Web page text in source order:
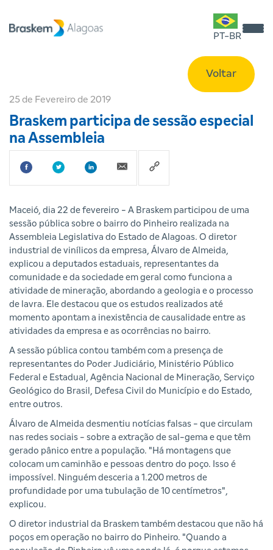
PT-BR
Voltar
25 de Fevereiro de 2019
Braskem participa de sessão especial
na Assembleia
Maceió, dia 22 de fevereiro - A Braskem participou de uma
sessão pública sobre o bairro do Pinheiro realizada na
Assembleia Legislativa do Estado de Alagoas. O diretor
industrial de vinílicos da empresa, Álvaro de Almeida,
explicou a deputados estaduais, representantes da
comunidade e da sociedade em geral como funciona a
atividade de mineração, abordando a geologia e o processo
de lavra. Ele destacou que os estudos realizados até
momento apontam a inexistência de causalidade entre as
atividades da empresa e as ocorrências no bairro.
A sessão pública contou também com a presença de
representantes do Poder Judiciário, Ministério Público
Federal e Estadual, Agência Nacional de Mineração, Serviço
Geológico do Brasil, Defesa Civil do Município e do Estado,
entre outros.
Álvaro de Almeida desmentiu notícias falsas - que circulam
nas redes sociais - sobre a extração de sal-gema e que têm
gerado pânico entre a população. "Há montagens que
colocam um caminhão e pessoas dentro do poço. Isso é
impossível. Ninguém desceria a 1.200 metros de
profundidade por uma tubulação de 10 centímetros",
explicou.
O diretor industrial da Braskem também destacou que não há
poços em operação no bairro do Pinheiro. "Quando a